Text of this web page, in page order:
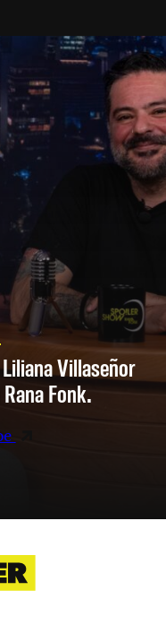
Villaseñor
Fonk.